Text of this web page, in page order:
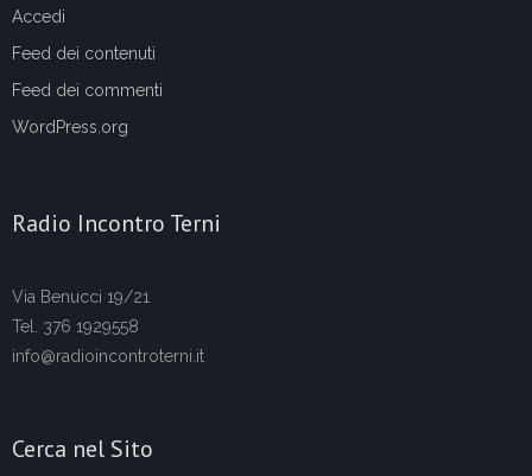
Accedi
Feed dei contenuti
Feed dei commenti
WordPress.org
Radio Incontro Terni
Via Benucci 19/21
Tel. 376 1929558
info@radioincontroterni.it
Cerca nel Sito